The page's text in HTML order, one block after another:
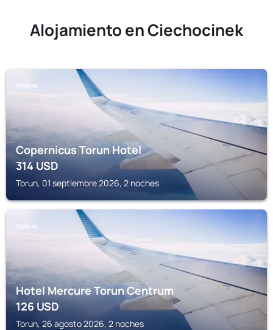
Alojamiento en Ciechocinek
TORUN
Copernicus Torun Hotel
314USD
Torun, 01 septiembre 2026, 2 noches
TORUN
Hotel Mercure Torun Centrum
126USD
Torun, 26 agosto 2026, 2 noches